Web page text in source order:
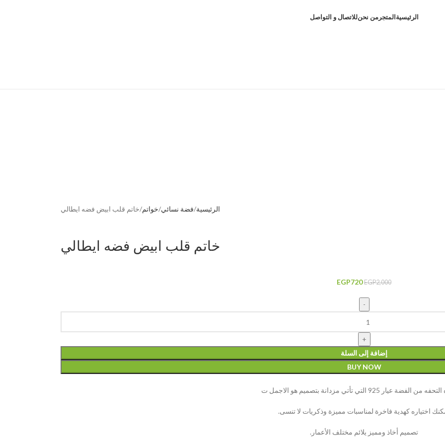
الرئيسيةالمتجرمن نحنللاتصال و التواصل
الرئيسية فضة نسائي خواتم خاتم قلب ابيض فضه ايطالي
خاتم قلب ابيض فضه ايطالي
EGP2,000
EGP720
إضافة إلى السلة
BUY NOW
عيار 925 التي تأتي مزدانة بتصميم هو الاجمل ت
اختياره كهدية فاخرة لمناسبات مميزة وذكريات لا تنسى.
تصميم أخاذ ومميز يلائم مختلف الأعمار.